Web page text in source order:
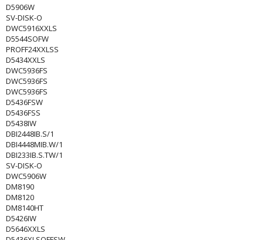
D5906W
SV-DISK-O
DWC5916XXLS
D5544SOFW
PROFF24XXLSS
D5434XXLS
DWC5936FS
DWC5936FS
DWC5936FS
D5436FSW
D5436FSS
D5438IW
DBI2448IB.S/1
DBI4448MIB.W/1
DBI233IB.S.TW/1
SV-DISK-O
DWC5906W
DM8190
DM8120
DM8140HT
D5426IW
D5646XXLS